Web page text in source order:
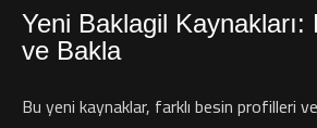
Yeni Baklagil Kaynakları:
ve Bakla
Bu yeni kaynaklar, farklı besin profilleri